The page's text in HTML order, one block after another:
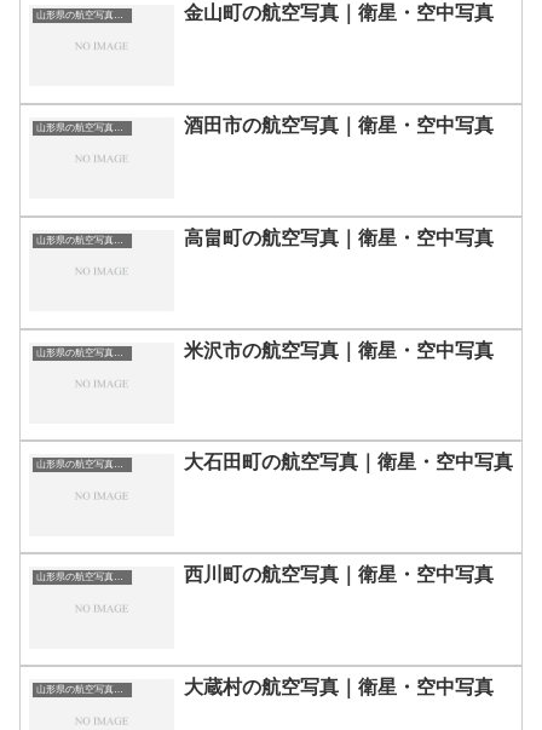
山形県の航空写真・空中写真 金山町の航空写真｜衛星・空中写真
酒田市の航空写真｜衛星・空中写真
高畠町の航空写真｜衛星・空中写真
米沢市の航空写真｜衛星・空中写真
山形県の航空写真・空中写真 大石田町の航空写真｜衛星・空中写真
山形県の航空写真・空中写真 西川町の航空写真｜衛星・空中写真
山形県の航空写真・空中写真 大蔵村の航空写真｜衛星・空中写真